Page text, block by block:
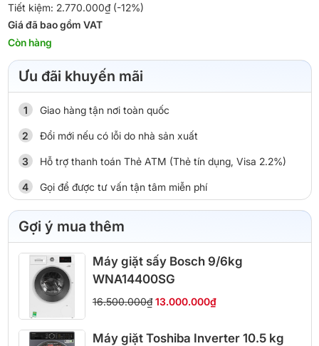
Tiết kiệm: 2.770.000₫ (-12%)
Giá đã bao gồm VAT
Còn hàng
Ưu đãi khuyến mãi
Giao hàng tận nơi toàn quốc
Đổi mới nếu có lỗi do nhà sản xuất
Hỗ trợ thanh toán Thẻ ATM (Thẻ tín dụng, Visa 2.2%)
Gọi để được tư vấn tận tâm miễn phí
Gợi ý mua thêm
Máy giặt sấy Bosch 9/6kg
WNA14400SG
16.500.000₫ 13.000.000₫
Máy giặt Toshiba Inverter 10.5 kg